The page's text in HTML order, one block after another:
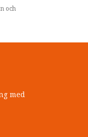
och
med